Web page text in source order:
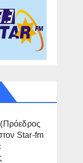
(Πρόεδρος
Star-fm